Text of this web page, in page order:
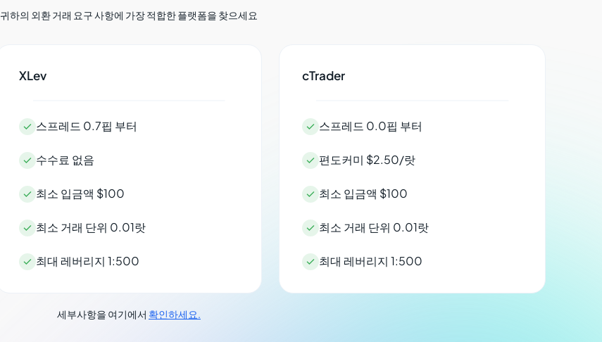
귀하의 외환 거래 요구 사항에 가장 적합한 플랫폼을 찾으세요
XLev
 스프레드 0.7핍 부터
 수수료 없음
 최소 입금액 $100
 최소 거래 단위 0.01랏
 최대 레버리지 1:500
cTrader
 스프레드 0.0핍 부터
 편도커미 $2.50/랏
 최소 입금액 $100
 최소 거래 단위 0.01랏
 최대 레버리지 1:500
세부사항을 여기에서 확인하세요.